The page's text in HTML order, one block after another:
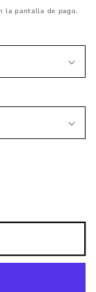
la pantalla de pago.